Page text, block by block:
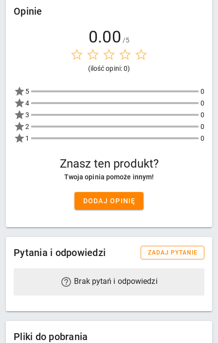
Opinie
0.00 /5
(ilość opini: 0)
5
0
4
0
3
0
2
0
1
0
Znasz ten produkt?
Twoja opinia pomoże innym!
DODAJ OPINIĘ
Pytania i odpowiedzi ZADAJ PYTANIE
Brak pytań i odpowiedzi
Pliki do pobrania